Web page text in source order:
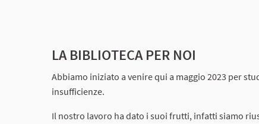
LA BIBLIOTECA PER NOI
Abbiamo iniziato a venire qui a maggio 2023 per
insufficienze.
Il nostro lavoro ha dato i suoi frutti, infatti siamo